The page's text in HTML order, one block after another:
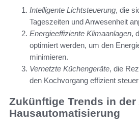
Intelligente Lichtsteuerung, die
Tageszeiten und Anwesenheit
Energieeffiziente Klimaanlagen,
optimiert werden, um den
minimieren.
Vernetzte Küchengeräte, die
den Kochvorgang effizient
Zukünftige Trends in der
Hausautomatisierung